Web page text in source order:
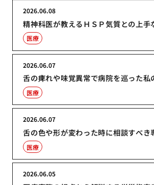
精神科医が教えるＨＳＰ気質との上手
2026.06.08
医療
舌の痺れや味覚異常で病院を巡った私
2026.06.07
医療
舌の色や形が変わった時に相談すべき
2026.06.07
医療
2026.06.05